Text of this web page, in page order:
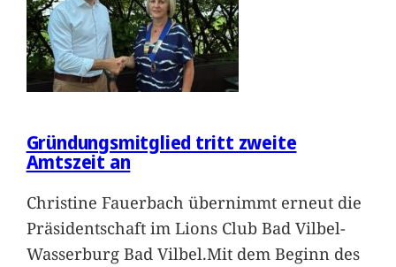
Gründungsmitglied tritt zweite
Amtszeit an
Christine Fauerbach übernimmt erneut die
Präsidentschaft im Lions Club Bad Vilbel-
Wasserburg Bad Vilbel.Mit dem Beginn des